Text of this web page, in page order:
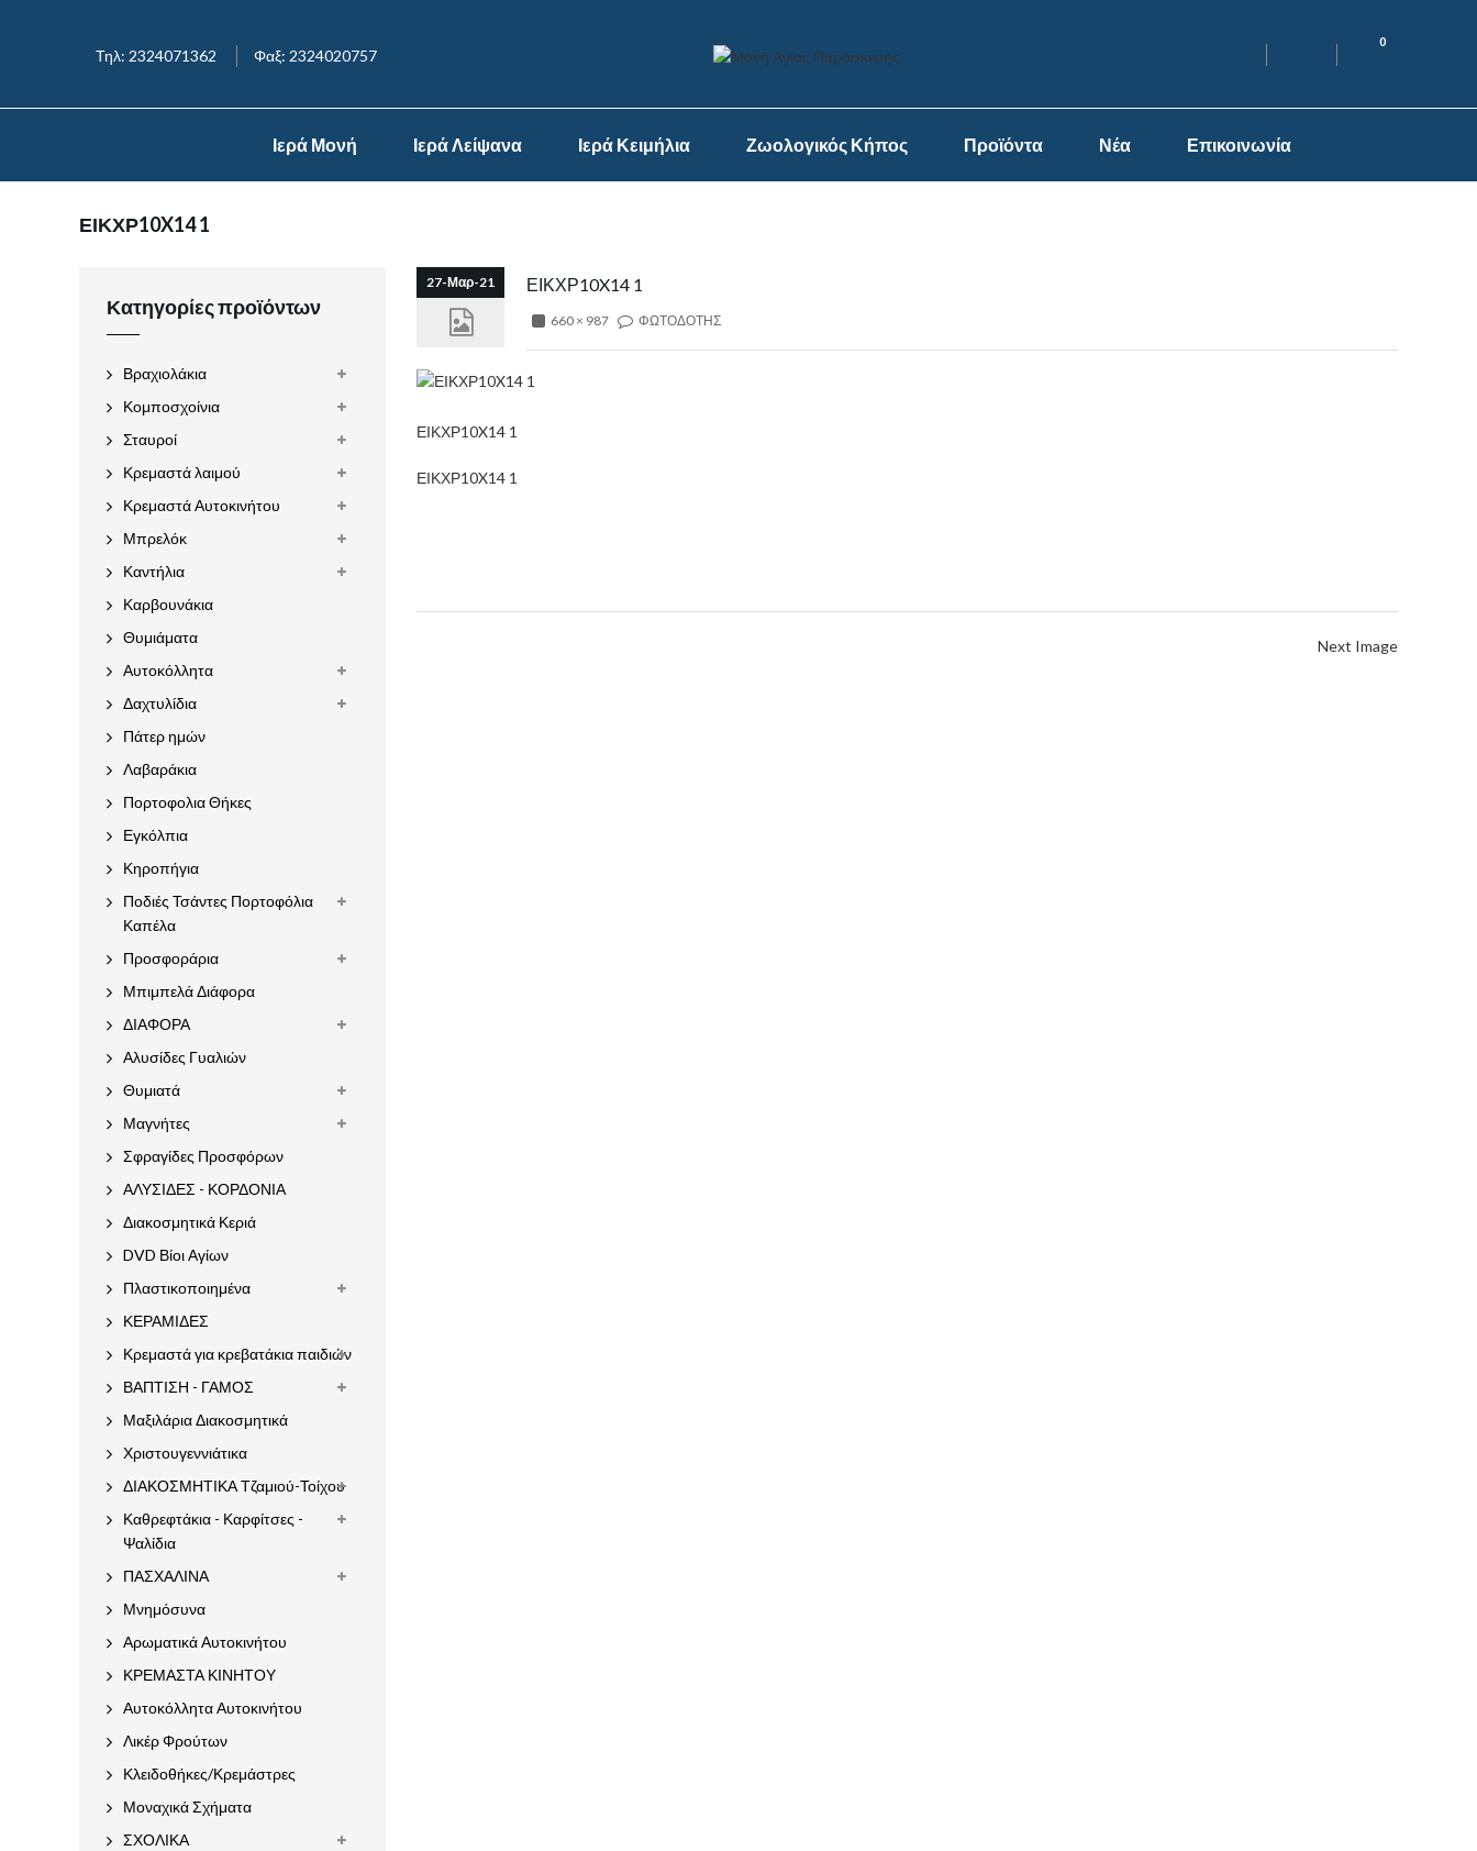
Τηλ: 2324071362 Φαξ: 2324020757
0
Ιερά Μονή Ιερά Λείψανα Ιερά Κειμήλια Ζωολογικός Κήπος Προϊόντα Νέα Επικοινωνία
ΕΙΚΧΡ10X14 1
27-Μαρ-21 ΕΙΚΧΡ10X14 1
660 × 987 ΦΩΤΟΔΟΤΗΣ
ΕΙΚΧΡ10X14 1
ΕΙΚΧΡ10X14 1
Next Image
Κατηγορίες προϊόντων
Βραχιολάκια
Κομποσχοίνια
Σταυροί
Κρεμαστά λαιμού
Κρεμαστά Αυτοκινήτου
Μπρελόκ
Καντήλια
Καρβουνάκια
Θυμιάματα
Αυτοκόλλητα
Δαχτυλίδια
Πάτερ ημών
Λαβαράκια
Πορτοφολια Θήκες
Εγκόλπια
Κηροπήγια
Ποδιές Τσάντες Πορτοφόλια
Καπέλα
Προσφοράρια
Μπιμπελά Διάφορα
ΔΙΑΦΟΡΑ
Αλυσίδες Γυαλιών
Θυμιατά
Μαγνήτες
Σφραγίδες Προσφόρων
ΑΛΥΣΙΔΕΣ - ΚΟΡΔΟΝΙΑ
Διακοσμητικά Κεριά
DVD Βίοι Αγίων
Πλαστικοποιημένα
ΚΕΡΑΜΙΔΕΣ
Κρεμαστά για κρεβατάκια παιδιών
ΒΑΠΤΙΣΗ - ΓΑΜΟΣ
Μαξιλάρια Διακοσμητικά
Χριστουγεννιάτικα
ΔΙΑΚΟΣΜΗΤΙΚΑ Τζαμιού-Τοίχου
Καθρεφτάκια - Καρφίτσες -
Ψαλίδια
ΠΑΣΧΑΛΙΝΑ
Μνημόσυνα
Αρωματικά Αυτοκινήτου
ΚΡΕΜΑΣΤΑ ΚΙΝΗΤΟΥ
Αυτοκόλλητα Αυτοκινήτου
Λικέρ Φρούτων
Κλειδοθήκες/Κρεμάστρες
Μοναχικά Σχήματα
ΣΧΟΛΙΚΑ